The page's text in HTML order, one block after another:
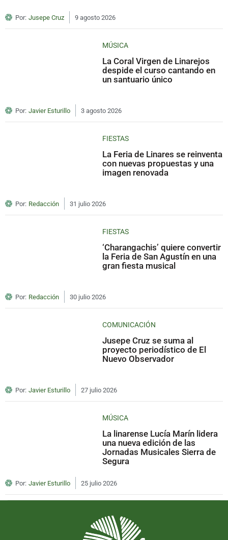
Por: Jusepe Cruz 9 agosto 2026
MÚSICA
La Coral Virgen de Linarejos
despide el curso cantando en
un santuario único
Por: Javier Esturillo 3 agosto 2026
FIESTAS
La Feria de Linares se reinventa
con nuevas propuestas y una
imagen renovada
Por: Redacción 31 julio 2026
FIESTAS
‘Charangachis’ quiere convertir
la Feria de San Agustín en una
gran fiesta musical
Por: Redacción 30 julio 2026
COMUNICACIÓN
Jusepe Cruz se suma al
proyecto periodístico de El
Nuevo Observador
Por: Javier Esturillo 27 julio 2026
MÚSICA
La linarense Lucía Marín lidera
una nueva edición de las
Jornadas Musicales Sierra de
Segura
Por: Javier Esturillo 25 julio 2026